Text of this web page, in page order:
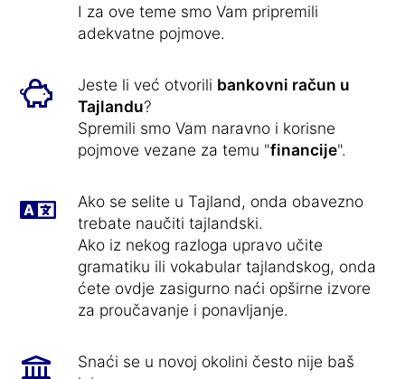
I za ove teme smo Vam pripremili
adekvatne pojmove.
Jeste li već otvorili bankovni račun u
Tajlandu?
Spremili smo Vam naravno i korisne
pojmove vezane za temu "financije".
Ako se selite u Tajland, onda obavezno
trebate naučiti tajlandski.
Ako iz nekog razloga upravo učite
gramatiku ili vokabular tajlandskog, onda
ćete ovdje zasigurno naći opširne izvore
za proučavanje i ponavljanje.
Snaći se u novoj okolini često nije baš